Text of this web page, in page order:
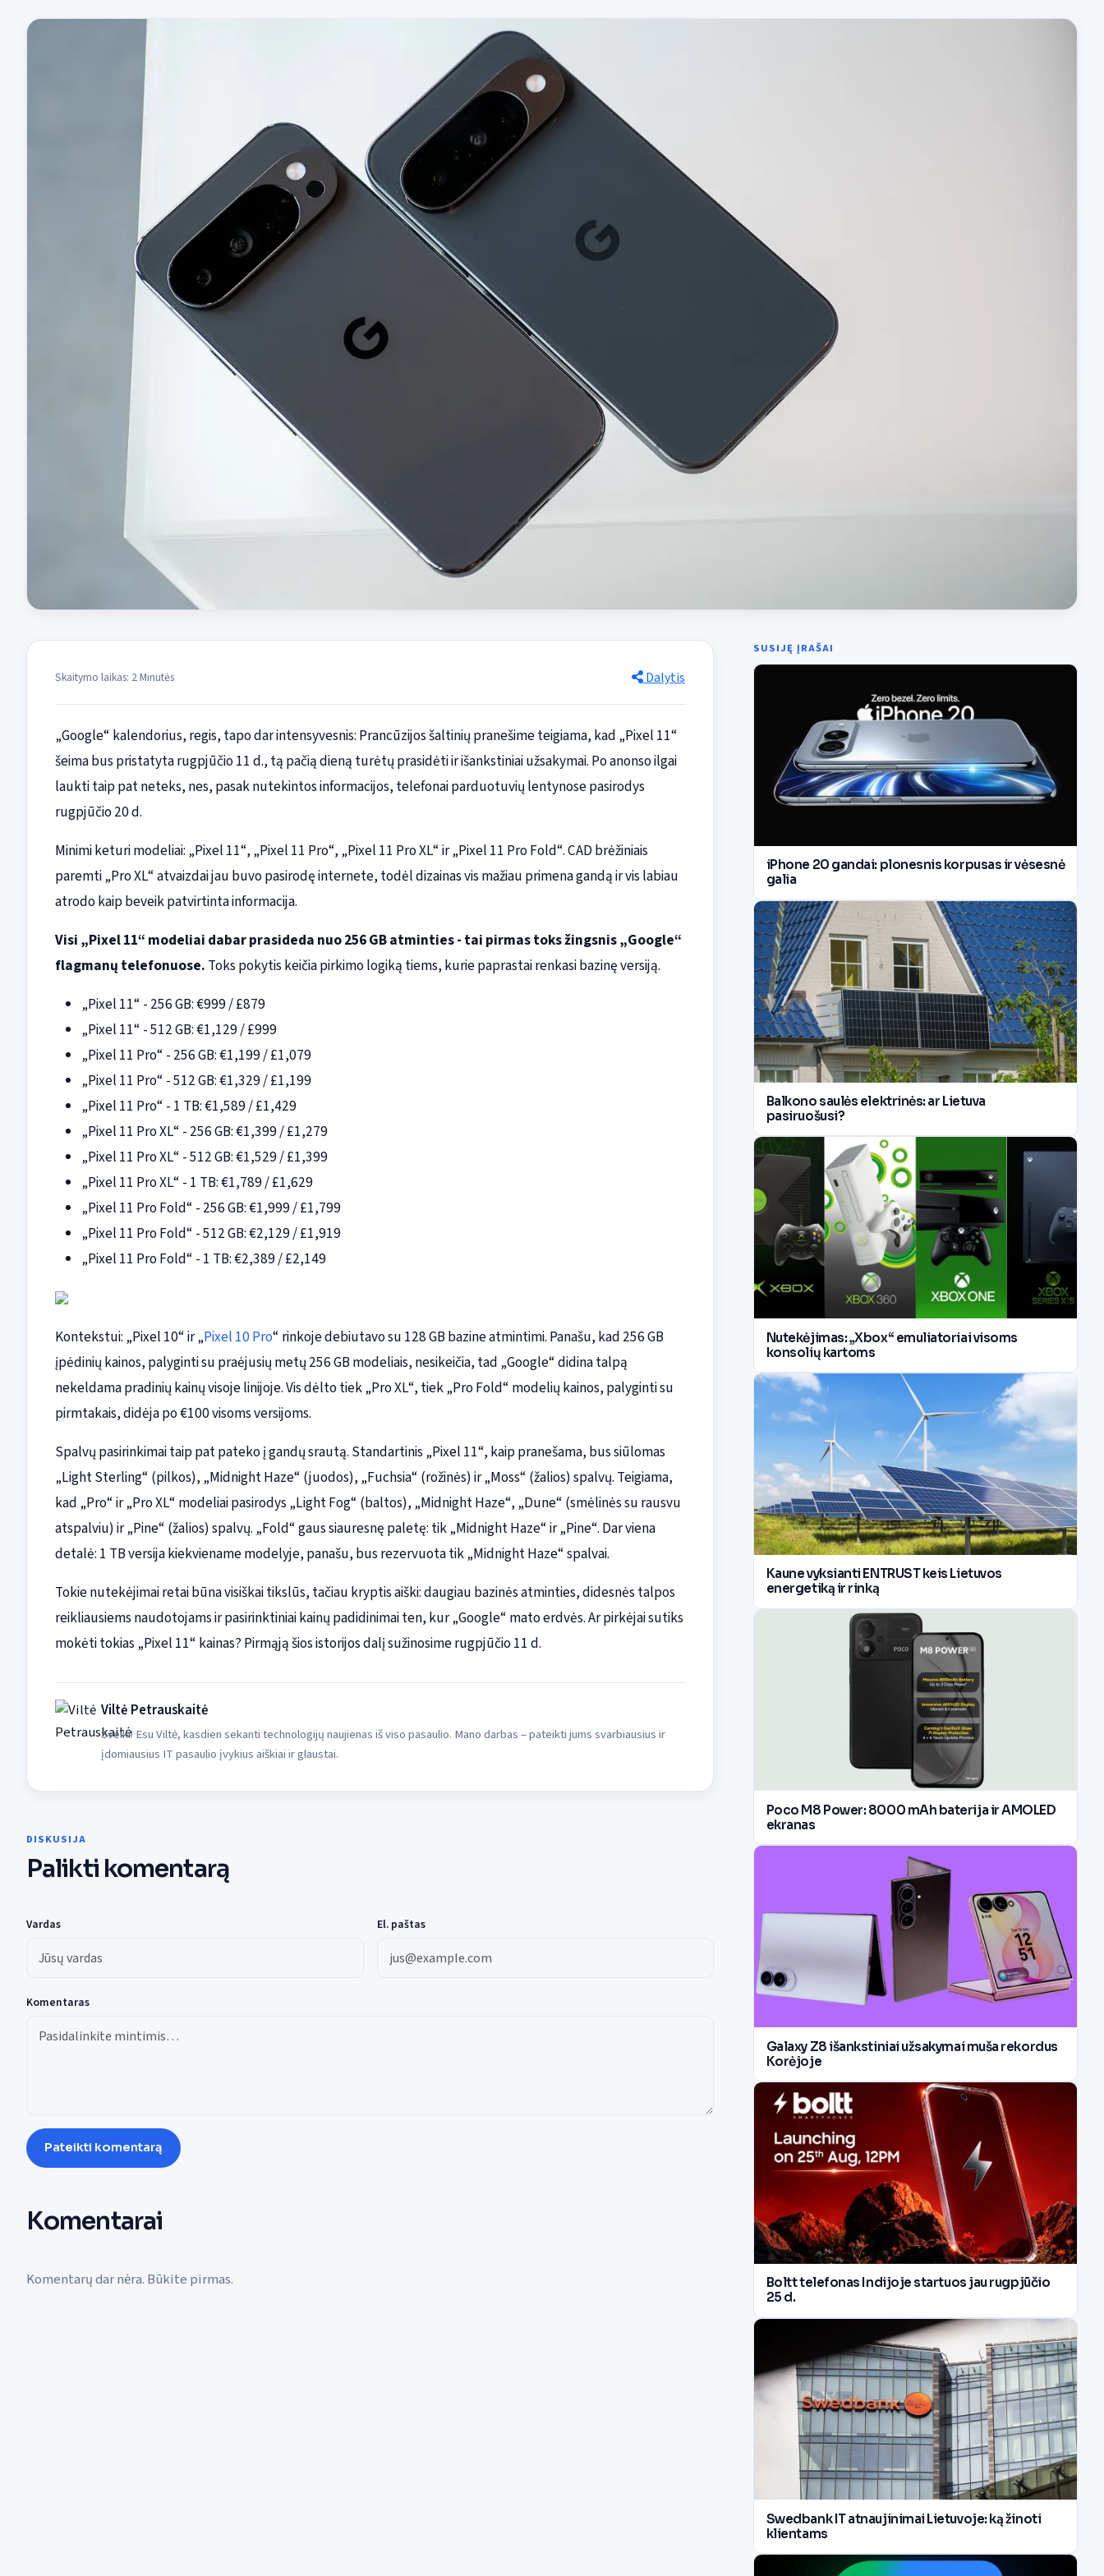
Skaitymo laikas: 2 Minutės Dalytis
„Google“ kalendorius, regis, tapo dar intensyvesnis: Prancūzijos šaltinių pranešime teigiama, kad „Pixel 11“
šeima bus pristatyta rugpjūčio 11 d., tą pačią dieną turėtų prasidėti ir išankstiniai užsakymai. Po anonso ilgai
laukti taip pat neteks, nes, pasak nutekintos informacijos, telefonai parduotuvių lentynose pasirodys
rugpjūčio 20 d.
Minimi keturi modeliai: „Pixel 11“, „Pixel 11 Pro“, „Pixel 11 Pro XL“ ir „Pixel 11 Pro Fold“. CAD brėžiniais
paremti „Pro XL“ atvaizdai jau buvo pasirodę internete, todėl dizainas vis mažiau primena gandą ir vis labiau
atrodo kaip beveik patvirtinta informacija.
Visi „Pixel 11“ modeliai dabar prasideda nuo 256 GB atminties - tai pirmas toks žingsnis „Google“
flagmanų telefonuose. Toks pokytis keičia pirkimo logiką tiems, kurie paprastai renkasi bazinę versiją.
„Pixel 11“ - 256 GB: €999 / £879
„Pixel 11“ - 512 GB: €1,129 / £999
„Pixel 11 Pro“ - 256 GB: €1,199 / £1,079
„Pixel 11 Pro“ - 512 GB: €1,329 / £1,199
„Pixel 11 Pro“ - 1 TB: €1,589 / £1,429
„Pixel 11 Pro XL“ - 256 GB: €1,399 / £1,279
„Pixel 11 Pro XL“ - 512 GB: €1,529 / £1,399
„Pixel 11 Pro XL“ - 1 TB: €1,789 / £1,629
„Pixel 11 Pro Fold“ - 256 GB: €1,999 / £1,799
„Pixel 11 Pro Fold“ - 512 GB: €2,129 / £1,919
„Pixel 11 Pro Fold“ - 1 TB: €2,389 / £2,149
Kontekstui: „Pixel 10“ ir „Pixel 10 Pro“ rinkoje debiutavo su 128 GB bazine atmintimi. Panašu, kad 256 GB
įpėdinių kainos, palyginti su praėjusių metų 256 GB modeliais, nesikeičia, tad „Google“ didina talpą
nekeldama pradinių kainų visoje linijoje. Vis dėlto tiek „Pro XL“, tiek „Pro Fold“ modelių kainos, palyginti su
pirmtakais, didėja po €100 visoms versijoms.
Spalvų pasirinkimai taip pat pateko į gandų srautą. Standartinis „Pixel 11“, kaip pranešama, bus siūlomas
„Light Sterling“ (pilkos), „Midnight Haze“ (juodos), „Fuchsia“ (rožinės) ir „Moss“ (žalios) spalvų. Teigiama,
kad „Pro“ ir „Pro XL“ modeliai pasirodys „Light Fog“ (baltos), „Midnight Haze“, „Dune“ (smėlinės su rausvu
atspalviu) ir „Pine“ (žalios) spalvų. „Fold“ gaus siauresnę paletę: tik „Midnight Haze“ ir „Pine“. Dar viena
detalė: 1 TB versija kiekviename modelyje, panašu, bus rezervuota tik „Midnight Haze“ spalvai.
Tokie nutekėjimai retai būna visiškai tikslūs, tačiau kryptis aiški: daugiau bazinės atminties, didesnės talpos
reikliausiems naudotojams ir pasirinktiniai kainų padidinimai ten, kur „Google“ mato erdvės. Ar pirkėjai sutiks
mokėti tokias „Pixel 11“ kainas? Pirmąją šios istorijos dalį sužinosime rugpjūčio 11 d.
Viltė Petrauskaitė
Sveiki! Esu Viltė, kasdien sekanti technologijų naujienas iš viso pasaulio. Mano darbas – pateikti jums svarbiausius ir
įdomiausius IT pasaulio įvykius aiškiai ir glaustai.
DISKUSIJA
Palikti komentarą
Vardas El. paštas
Komentaras
Pateikti komentarą
Komentarai
Komentarų dar nėra. Būkite pirmas.
SUSIJĘ ĮRAŠAI
iPhone 20 gandai: plonesnis korpusas ir vėsesnė
galia
Balkono saulės elektrinės: ar Lietuva
pasiruošusi?
Nutekėjimas: „Xbox“ emuliatoriai visoms
konsolių kartoms
Kaune vyksianti ENTRUST keis Lietuvos
energetiką ir rinką
Poco M8 Power: 8000 mAh baterija ir AMOLED
ekranas
Galaxy Z8 išankstiniai užsakymai muša rekordus
Korėjoje
Boltt telefonas Indijoje startuos jau rugpjūčio
25 d.
Swedbank IT atnaujinimai Lietuvoje: ką žinoti
klientams